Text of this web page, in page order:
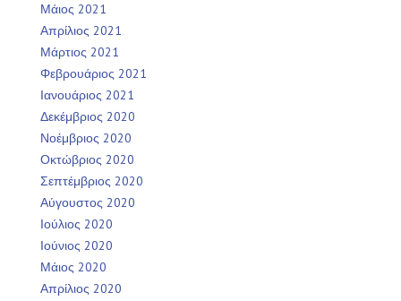
Μάιος 2021
Απρίλιος 2021
Μάρτιος 2021
Φεβρουάριος 2021
Ιανουάριος 2021
Δεκέμβριος 2020
Νοέμβριος 2020
Οκτώβριος 2020
Σεπτέμβριος 2020
Αύγουστος 2020
Ιούλιος 2020
Ιούνιος 2020
Μάιος 2020
Απρίλιος 2020